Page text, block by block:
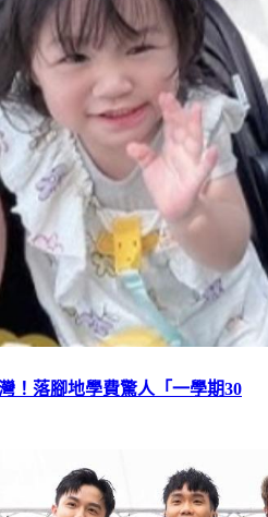
！落腳地學費驚人「一學期30